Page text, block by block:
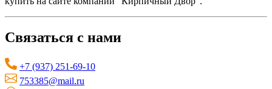
Связаться с нами
+7 (937) 251-69-10
753385@mail.ru